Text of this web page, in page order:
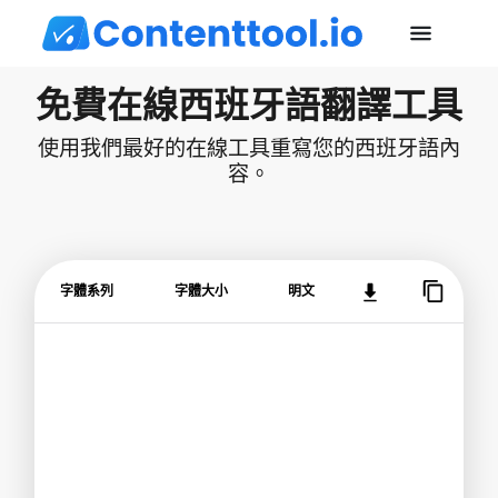
免費在線西班牙語翻譯工具
使用我們最好的在線工具重寫您的西班牙語內
容。
字體系列 字體大小 明文